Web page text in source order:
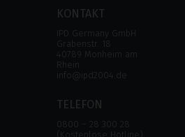
KONTAKT
IPD Germany GmbH
Grabenstr. 18
40789 Monheim am
Rhein
info@ipd2004.de
TELEFON
0800 – 28 300 28
(Kostenlose Hotline)